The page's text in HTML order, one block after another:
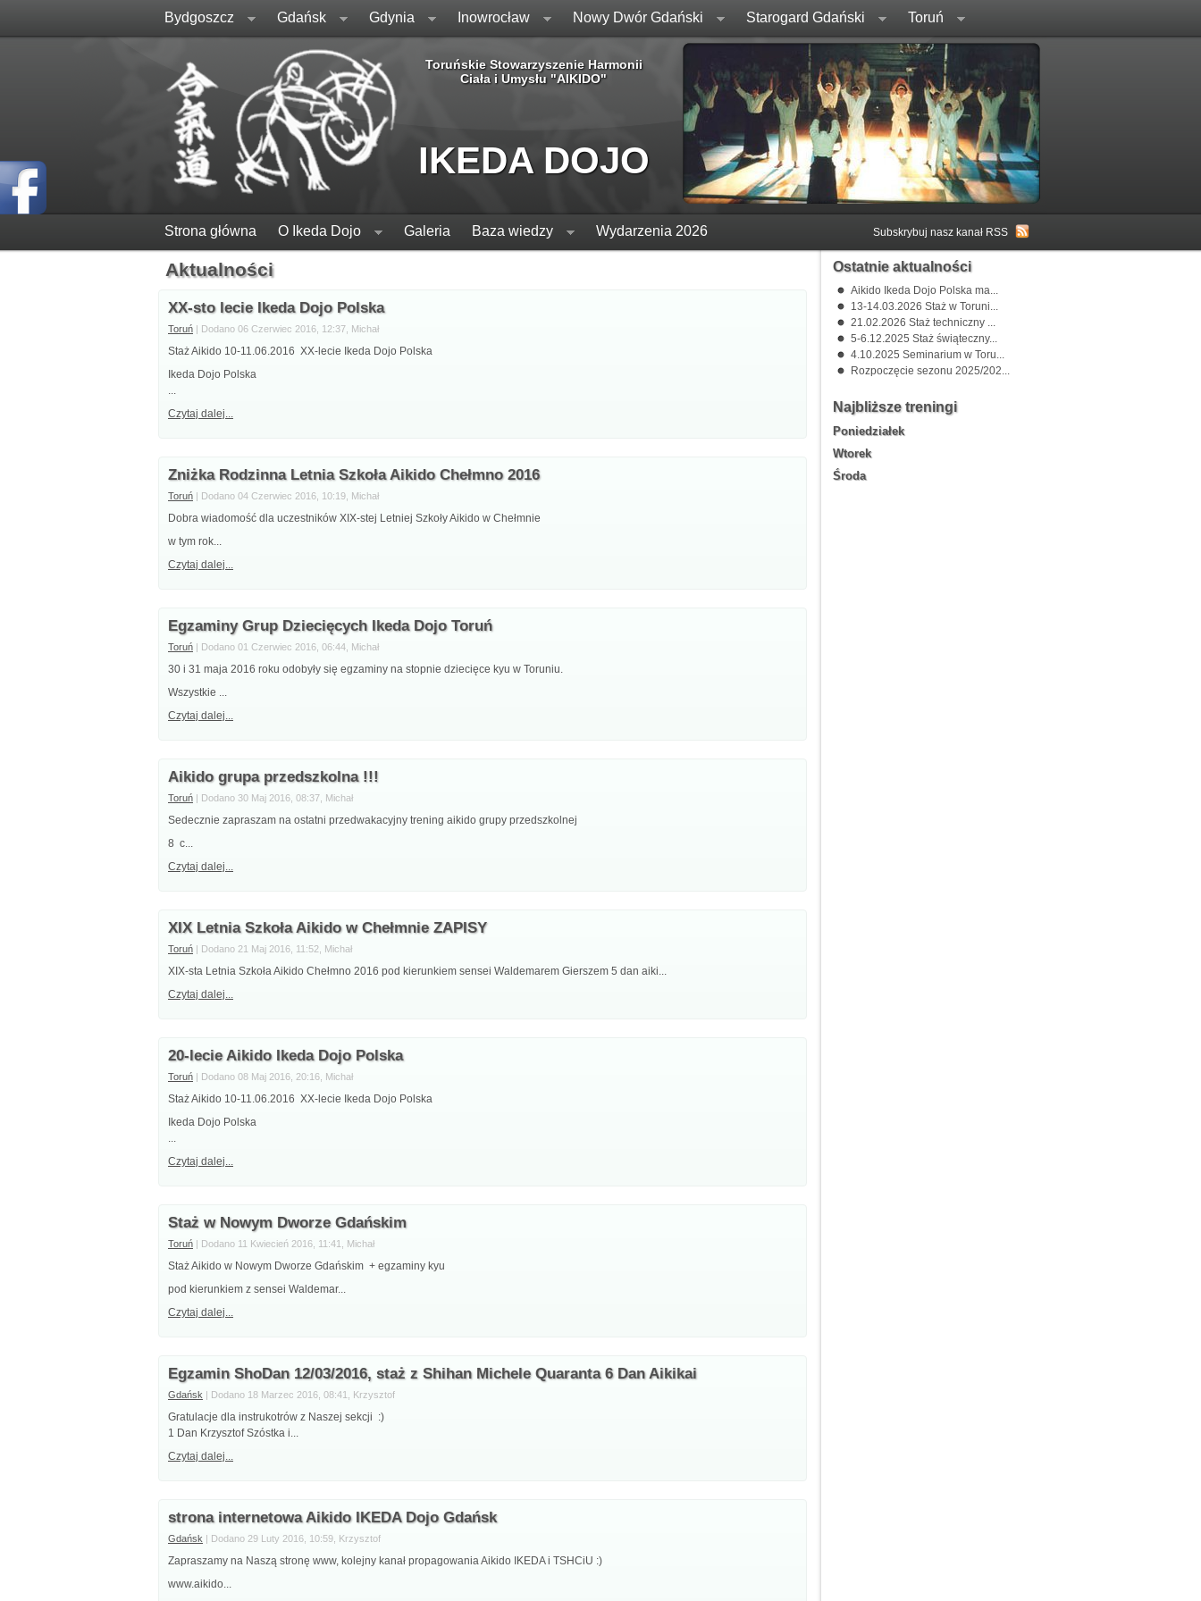
Bydgoszcz Gdańsk Gdynia Inowrocław Nowy Dwór Gdański Starogard Gdański Toruń
Toruńskie Stowarzyszenie Harmonii
Ciała i Umysłu "AIKIDO"
IKEDA DOJO
Strona główna O Ikeda Dojo Galeria Baza wiedzy Wydarzenia 2026 Subskrybuj nasz kanał RSS
Aktualności
XX-sto lecie Ikeda Dojo Polska
Toruń | Dodano 06 Czerwiec 2016, 12:37, Michał
Staż Aikido 10-11.06.2016 XX-lecie Ikeda Dojo Polska
Ikeda Dojo Polska
...
Czytaj dalej...
Zniżka Rodzinna Letnia Szkoła Aikido Chełmno 2016
Toruń | Dodano 04 Czerwiec 2016, 10:19, Michał
Dobra wiadomość dla uczestników XIX-stej Letniej Szkoły Aikido w Chełmnie
w tym rok...
Czytaj dalej...
Egzaminy Grup Dziecięcych Ikeda Dojo Toruń
Toruń | Dodano 01 Czerwiec 2016, 06:44, Michał
30 i 31 maja 2016 roku odobyły się egzaminy na stopnie dziecięce kyu w Toruniu.
Wszystkie ...
Czytaj dalej...
Aikido grupa przedszkolna !!!
Toruń | Dodano 30 Maj 2016, 08:37, Michał
Sedecznie zapraszam na ostatni przedwakacyjny trening aikido grupy przedszkolnej
8 c...
Czytaj dalej...
XIX Letnia Szkoła Aikido w Chełmnie ZAPISY
Toruń | Dodano 21 Maj 2016, 11:52, Michał
XIX-sta Letnia Szkoła Aikido Chełmno 2016 pod kierunkiem sensei Waldemarem Gierszem 5 dan aiki...
Czytaj dalej...
20-lecie Aikido Ikeda Dojo Polska
Toruń | Dodano 08 Maj 2016, 20:16, Michał
Staż Aikido 10-11.06.2016 XX-lecie Ikeda Dojo Polska
Ikeda Dojo Polska
...
Czytaj dalej...
Staż w Nowym Dworze Gdańskim
Toruń | Dodano 11 Kwiecień 2016, 11:41, Michał
Staż Aikido w Nowym Dworze Gdańskim + egzaminy kyu
pod kierunkiem z sensei Waldemar...
Czytaj dalej...
Egzamin ShoDan 12/03/2016, staż z Shihan Michele Quaranta 6 Dan Aikikai
Gdańsk | Dodano 18 Marzec 2016, 08:41, Krzysztof
Gratulacje dla instrukotrów z Naszej sekcji :)
1 Dan Krzysztof Szóstka i...
Czytaj dalej...
strona internetowa Aikido IKEDA Dojo Gdańsk
Gdańsk | Dodano 29 Luty 2016, 10:59, Krzysztof
Zapraszamy na Naszą stronę www, kolejny kanał propagowania Aikido IKEDA i TSHCiU :)
www.aikido...
Ostatnie aktualności
Aikido Ikeda Dojo Polska ma...
13-14.03.2026 Staż w Toruni...
21.02.2026 Staż techniczny ...
5-6.12.2025 Staż świąteczny...
4.10.2025 Seminarium w Toru...
Rozpoczęcie sezonu 2025/202...
Najbliższe treningi
Poniedziałek
Wtorek
Środa